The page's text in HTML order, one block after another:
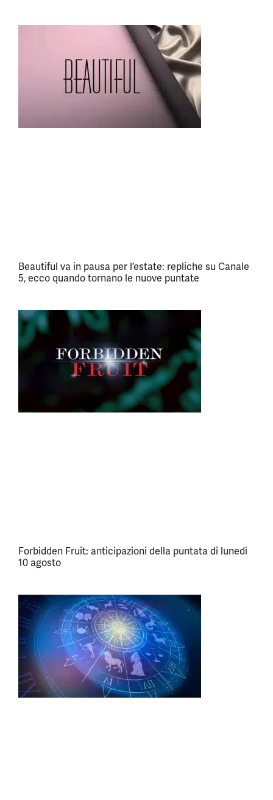
Beautiful va in pausa per l’estate: repliche su Canale
5, ecco quando tornano le nuove puntate
Forbidden Fruit: anticipazioni della puntata di lunedì
10 agosto